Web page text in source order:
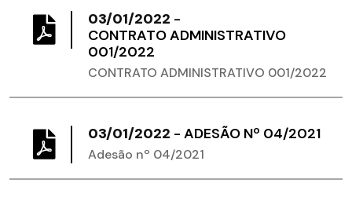
03/01/2022 -
CONTRATO ADMINISTRATIVO
001/2022
CONTRATO ADMINISTRATIVO 001/2022
03/01/2022 - ADESÃO Nº 04/2021
Adesão nº 04/2021